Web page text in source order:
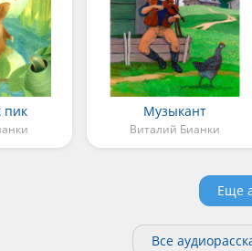
Музыкант
Виталий Бианки
Еще
Все